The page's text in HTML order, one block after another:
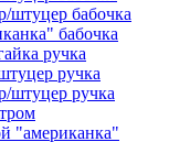
штуцер бабочка
бабочка
ручка
ручка
штуцер ручка
"американка"